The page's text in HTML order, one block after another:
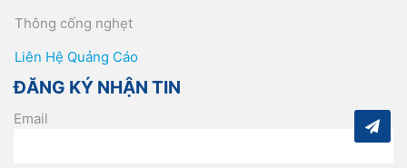
Thông cống nghẹt
Liên Hệ Quảng Cáo
ĐĂNG KÝ NHẬN TIN
Email